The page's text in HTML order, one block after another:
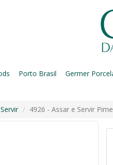
Porto Brasil Germer
4926 - Assar e Servir